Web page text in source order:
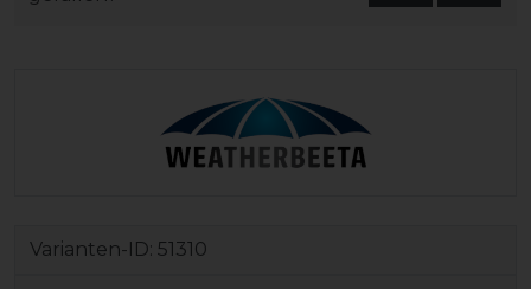
Varianten-ID: 51310